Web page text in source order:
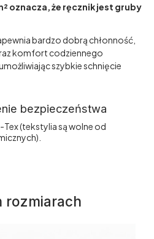
oznacza, że ręcznik jest gruby
bardzo dobrą chłonność,
komfort codziennego
szybkie schnięcie
bezpieczeństwa
(tekstylia są wolne od
rozmiarach